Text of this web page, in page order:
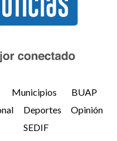
Municipios
BUAP
Deportes
Opinión
SEDIF